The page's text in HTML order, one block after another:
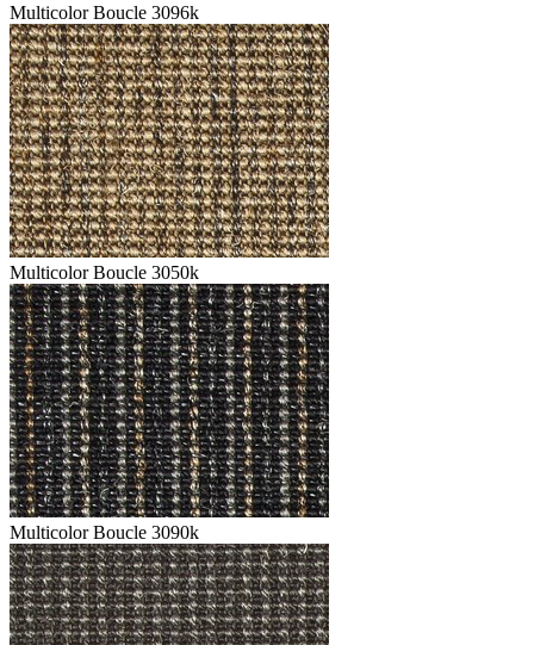
Multicolor Boucle 3096k
Multicolor Boucle 3050k
Multicolor Boucle 3090k